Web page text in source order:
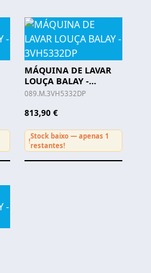
MÁQUINA DE LAVAR
LOUÇA BALAY -
3VH5332DP
089.M.3VH5332DP
813,90 €
!
Stock baixo — apenas 1
restantes!